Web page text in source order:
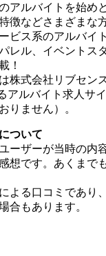
アルバイトを始め
徴などさまざまな
ビス系のアルバイ
レル、イベントス
！
株式会社リブセン
アルバイト求人サ
りません）。
ついて
ーザーが当時の内
想です。あくまで
よる口コミであり
合もあります。